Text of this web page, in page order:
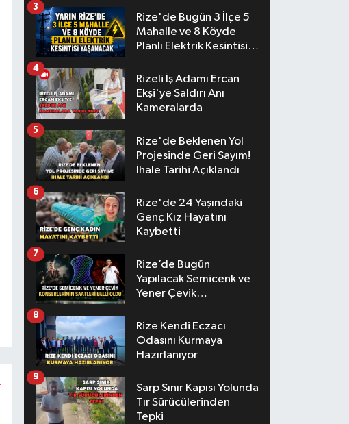
Rize'de Bugün 3 İlçe 5
Mahalle ve 8 Köyde
Planlı Elektrik Kesintisi
3
Rizeli İş Adamı Ercan
Ekşi'ye Saldırı Anı
Kameralarda
4
Rize'de Beklenen Yol
Projesinde Geri Sayım!
İhale Tarihi Açıklandı
5
Rize'de 24 Yaşındaki
Genç Kız Hayatını
Kaybetti
6
Rize’de Bugün
Yapılacak Semicenk ve
Yener Çevik
Belli Oldu
7
Rize Kendi Eczacı
Odasını Kurmaya
Hazırlanıyor
8
Sarp Sınır Kapısı Yolunda
Tır Sürücülerinden
Tepki
9